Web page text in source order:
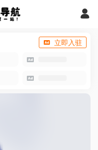
立即入驻